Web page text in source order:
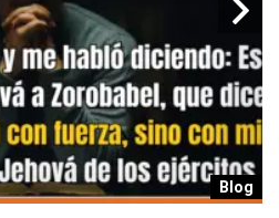
Blog